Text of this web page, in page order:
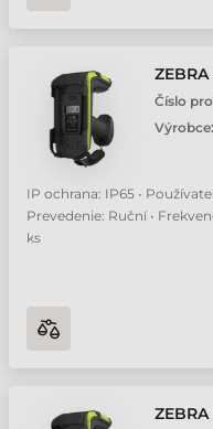
ZEBRA
Číslo
Výrobce:
IP ochrana: IP65 •
Prevedenie: Ruční •
ks
ZEBRA